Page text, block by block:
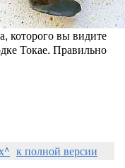
которого вы видите
Токае. Правильно
к полной версии